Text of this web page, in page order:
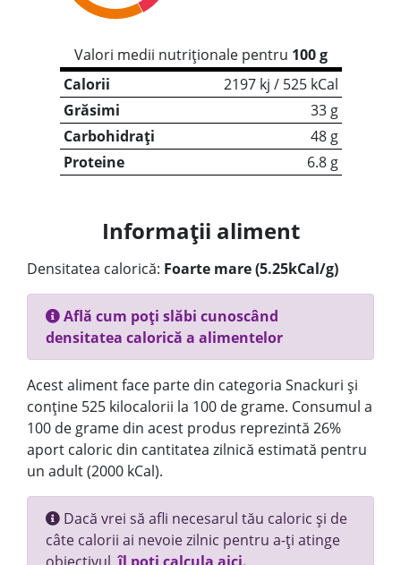
Valori medii nutriționale pentru 100 g
Calorii
2197 kj / 525 kCal
Grăsimi
33 g
Carbohidrați
48 g
Proteine
6.8 g
Informații aliment
Densitatea calorică: Foarte mare (5.25kCal/g)
Află cum poți slăbi cunoscând
densitatea calorică a alimentelor
Acest aliment face parte din categoria Snackuri și
conține 525 kilocalorii la 100 de grame. Consumul a
100 de grame din acest produs reprezintă 26%
aport caloric din cantitatea zilnică estimată pentru
un adult (2000 kCal).
Dacă vrei să afli necesarul tău caloric și de
câte calorii ai nevoie zilnic pentru a-ți atinge